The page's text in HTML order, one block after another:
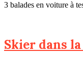
3 balades en voiture à
Skier dans